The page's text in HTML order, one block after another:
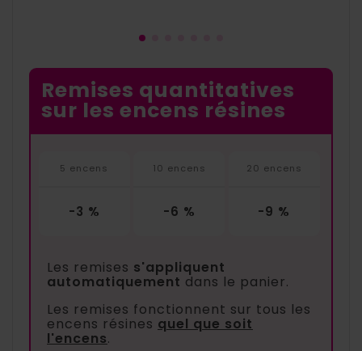
Remises quantitatives
sur les encens résines
5 encens
-3 %
10 encens
-6 %
20 encens
-9 %
Les remises s'appliquent
automatiquement dans le panier.
Les remises fonctionnent sur tous les
encens résines quel que soit
l'encens.